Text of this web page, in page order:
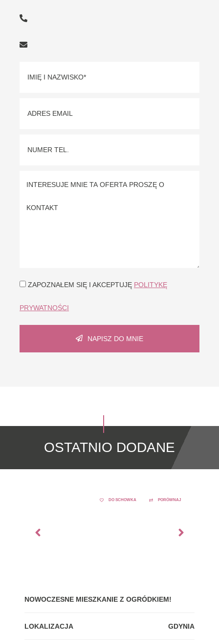
ZAPOZNAŁEM SIĘ I AKCEPTUJĘ POLITYKĘ
PRYWATNOŚCI
NAPISZ DO MNIE
OSTATNIO DODANE
DO SCHOWKA PORÓWNAJ
NOWOCZESNE MIESZKANIE Z OGRÓDKIEM!
LOKALIZACJA GDYNIA